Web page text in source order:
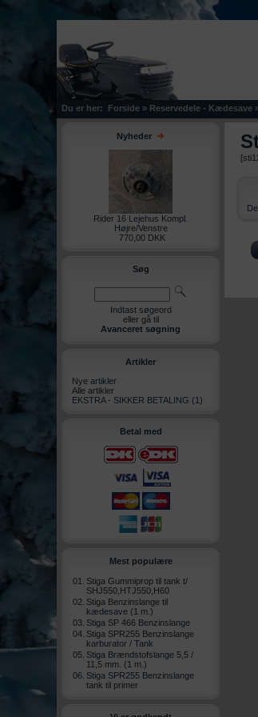
Du er her: Forside » Reservedele - Kædesave
Nyheder
Rider 16 Lejehus Kompl.
Højre/Venstre
770,00 DKK
Søg
Indtast søgeord
eller gå til
Avanceret søgning
Artikler
Nye artikler
Alle artikler
EKSTRA - SIKKER BETALING (1)
Betal med
Mest populære
01.
Stiga Gummiprop til tank t/
SHJ550,HTJ550,H60
02. Stiga Benzinslange til
kædesave (1 m.)
03. Stiga SP 466 Benzinslange
04. Stiga SPR255 Benzinslange
karburator / Tank
05. Stiga Brændstofslange 5,5 /
11,5 mm. (1 m.)
06. Stiga SPR255 Benzinslange
tank til primer